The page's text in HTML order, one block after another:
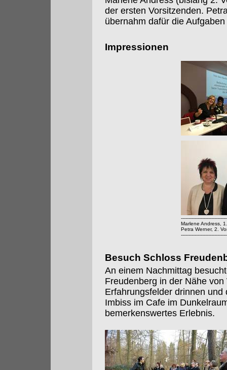
der ersten Vorsitzenden.
übernahm dafür die
Impressionen
Marlene Andress,
Petra Werner, 2.
Besuch Schloss
An einem Nachmittag
Freudenberg in der Nähe
Erfahrungsfelder drinnen
Imbiss im Cafe im
bemerkenswertes Erlebnis.